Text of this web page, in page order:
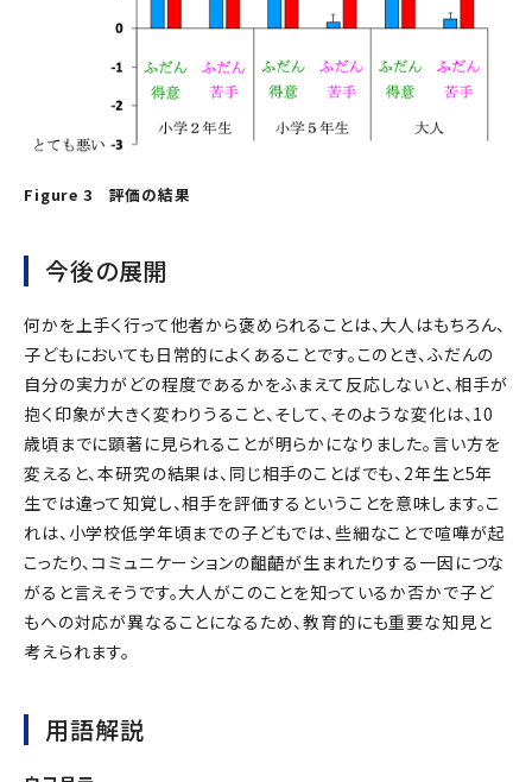
Figure 3 評価の結果
今後の展開
何かを上手く行って他者から褒められることは、大人はもちろん、
子どもにおいても日常的によくあることです。このとき、ふだんの
自分の実力がどの程度であるかをふまえて反応しないと、相手が
抱く印象が大きく変わりうること、そして、そのような変化は、10
歳頃までに顕著に見られることが明らかになりました。言い方を
変えると、本研究の結果は、同じ相手のことばでも、2年生と5年
生では違って知覚し、相手を評価するということを意味します。こ
れは、小学校低学年頃までの子どもでは、些細なことで喧嘩が起
こったり、コミュニケーションの齟齬が生まれたりする一因につな
がると言えそうです。大人がこのことを知っているか否かで子ど
もへの対応が異なることになるため、教育的にも重要な知見と
考えられます。
用語解説